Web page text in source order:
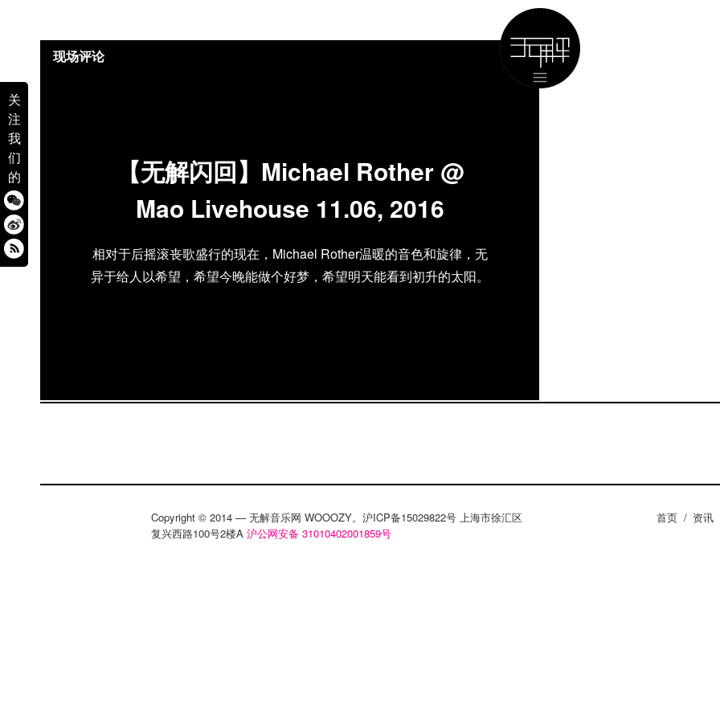
关
注
我
们
的
【无解闪回】Michael Rother @
Mao Livehouse 11.06, 2016
相对于后摇滚丧歌盛行的现在，Michael Rother温暖的音色和旋律，无
异于给人以希望，希望今晚能做个好梦，希望明天能看到初升的太阳。
现场评论
Copyright © 2014 — 无解音乐网 WOOOZY。沪ICP备15029822号 上海市徐汇区
复兴西路100号2楼A 沪公网安备 31010402001859号
首页 / 资讯